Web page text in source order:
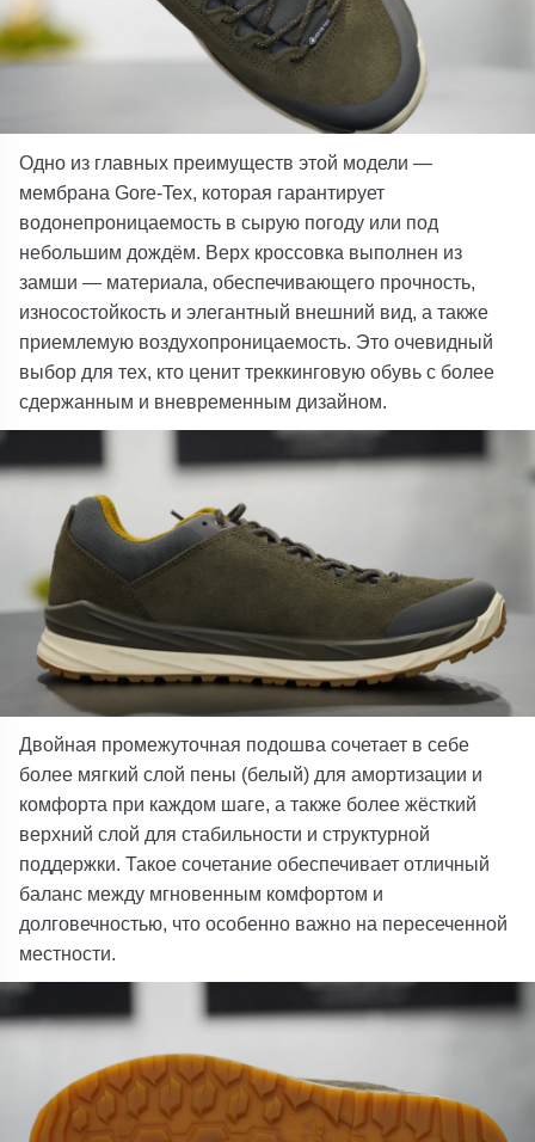
Одно из главных преимуществ этой модели —
мембранаGore-Tex, которая гарантирует
водонепроницаемость в сырую погоду или под
небольшим дождём. Верх кроссовка выполнен из
замши — материала, обеспечивающего прочность,
износостойкость и элегантный внешний вид, а также
приемлемую воздухопроницаемость. Это очевидный
выбор для тех, кто ценит треккинговую обувь с более
сдержанным и вневременным дизайном.
Двойная промежуточная подошва сочетает в себе
более мягкий слой пены (белый) для амортизации и
комфорта при каждом шаге, а также более жёсткий
верхний слой для стабильности и структурной
поддержки. Такое сочетание обеспечивает отличный
баланс между мгновенным комфортом и
долговечностью, что особенно важно на пересеченной
местности.